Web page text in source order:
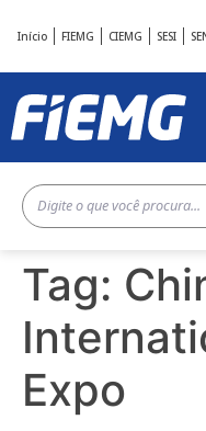
Início FIEMG CIEMG SESI
Tag:
Expo